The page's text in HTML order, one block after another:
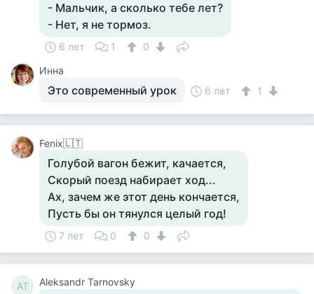
- Мальчик, а сколько тебе лет?
- Нет, я не тормоз.
6 лет 1
0
Инна
Это современный урок 6 лет 1
Fenix🇱🇹
Голубой вагон бежит, качается,
Скорый поезд набирает ход...
Ах, зачем же этот день кончается,
Пусть бы он тянулся целый год!
7 лет 0 0
AT Aleksandr Tarnovsky